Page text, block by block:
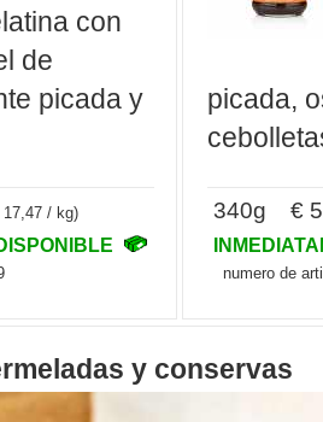
con
de
picada y
17,47 / kg)
picada,
340g €
numero de
y conservas